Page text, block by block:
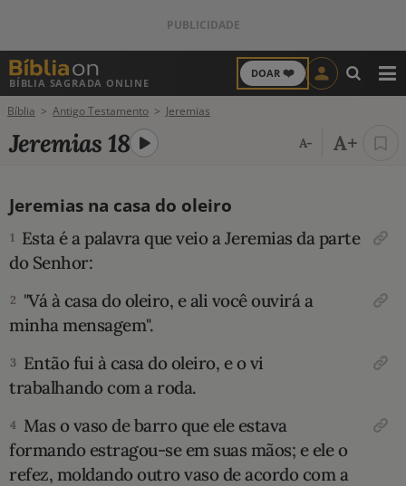
BÍBLIA SAGRADA ONLINE
DOAR ❤️
ANTIGO TESTAMENTO
VERSÍCULOS
VERSÍCULO DO DIA
PALAVRA DO DIA
DEVOCIONAL DIÁRIO
10 MANDAMENTOS
Bíblia Antigo Testamento Jeremias
Jeremias 18 A- A+
Jeremias na casa do oleiro
1 Esta é a palavra que veio a Jeremias da parte
do Senhor:
2 "Vá à casa do oleiro, e ali você ouvirá a
minha mensagem".
3 Então fui à casa do oleiro, e o vi
trabalhando com a roda.
4 Mas o vaso de barro que ele estava
formando estragou-se em suas mãos; e ele o
refez, moldan­do outro vaso de acordo com a